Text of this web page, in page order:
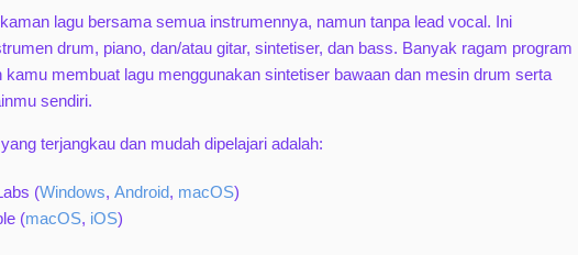
lagu bersama semua instrumennya, namun tanpa lead vocal. Ini
drum, piano, dan/atau gitar, sintetiser, dan bass. Banyak ragam program
membuat lagu menggunakan sintetiser bawaan dan mesin drum serta
sendiri.
terjangkau dan mudah dipelajari adalah:
(Windows,Android, macOS)
(macOS, iOS)